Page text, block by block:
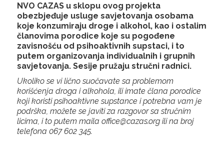
NVO CAZAS u sklopu ovog projekta
obezbjeđuje usluge savjetovanja osobama
koje konzumiraju droge i alkohol, kao i ostalim
članovima porodice koje su pogođene
zavisnošću od psihoaktivnih supstaci, i to
putem organizovanja individualnih i grupnih
savjetovanja. Sesije pružaju stručni radnici.
Ukoliko se vi lično suočavate sa problemom
korišćenja droga i alkohola, ili imate člana porodice
koji koristi psihoaktivne supstance i potrebna vam je
podrška, možete se javiti za razgovor sa stručnim
licima, i to putem maila office@cazas.org ili na broj
telefona 067 602 345.